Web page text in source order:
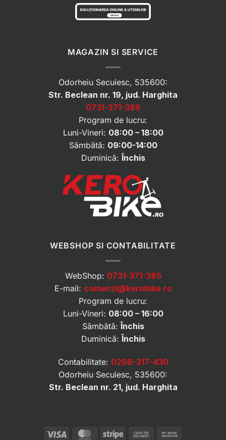
MAGAZIN SI SERVICE
Odorheiu Secuiesc, 535600:
Str. Beclean nr. 19, jud. Harghita
0731-371-386
Program de lucru:
Luni-Vineri: 08:00 – 18:00
Sâmbătă: 09:00-14:00
Duminică: Închis
WEBSHOP SI CONTABILITATE
WebShop: 0731-371-385
E-mail: comenzi@kerobike.ro
Program de lucru:
Luni-Vineri: 08:00 – 16:00
Sâmbătă:Închis
Duminică:Închis
Contabilitate: 0266-217-430
Odorheiu Secuiesc, 535600:
Str. Beclean nr. 21, jud. Harghita
Visa MasterCard
Stripe Cash